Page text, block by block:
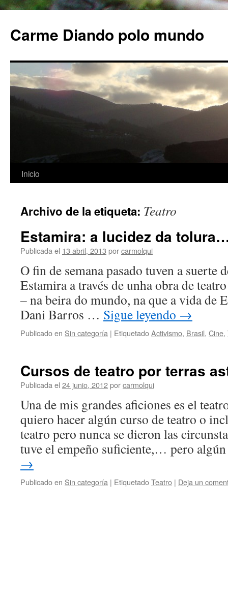
Carme Diando polo mundo
Saltar
contenido
Inicio
Archivo de la etiqueta: Teatro
Estamira: a lucidez da
Publicada el 13 abril, 2013 porcarmolqui
O fin de semana pasado tuven a suerte
Estamira a través de unha obra de
– na beira do mundo, na que a vida de
Dani Barros … Sigue leyendo →
Publicado en Sin categoría | EtiquetadoActivismo, Brasil, Cine,
Cursos de teatro por terras
Publicada el 24 junio, 2012porcarmolqui
Una de mis grandes aficiones es el
quiero hacer algún curso de teatro o
teatro pero nunca se dieron las
tuve el empeño suficiente,… pero
→
Publicado en Sin categoría | EtiquetadoTeatro | Deja un